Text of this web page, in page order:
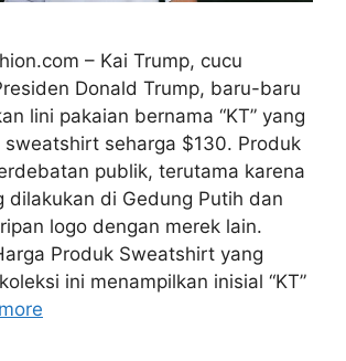
– Kai Trump, cucu
Donald Trump, baru-baru
lini pakaian bernama “KT” yang
sweatshirt seharga $130. Produk
publik, terutama karena
dilakukan di Gedung Putih dan
logo dengan merek lain.
Produk Sweatshirt yang
ini menampilkan inisial “KT”